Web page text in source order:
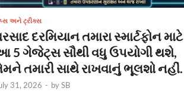
અને ટ્રીક્સ
દરમિયાન તમારા સ્માર્ટફોન માટે
5 ગેજેટ્સ સૌથી વધુ ઉપયોગી થશે,
તમારી સાથે રાખવાનું ભૂલશો નહીં.
31, 2026 - bySB